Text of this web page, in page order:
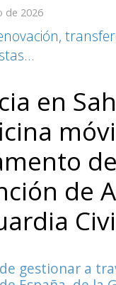
de 2026
en
de
de
gestionar a